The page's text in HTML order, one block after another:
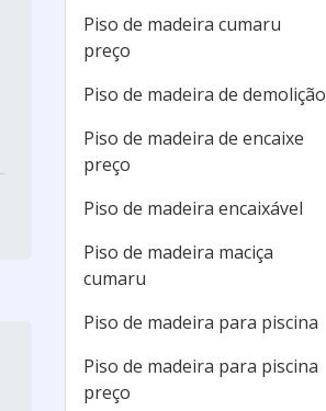
Piso de madeira cumaru
preço
Piso de madeira de demolição
Piso de madeira de encaixe
preço
Piso de madeira encaixável
Piso de madeira maciça
cumaru
Piso de madeira para piscina
Piso de madeira para piscina
preço